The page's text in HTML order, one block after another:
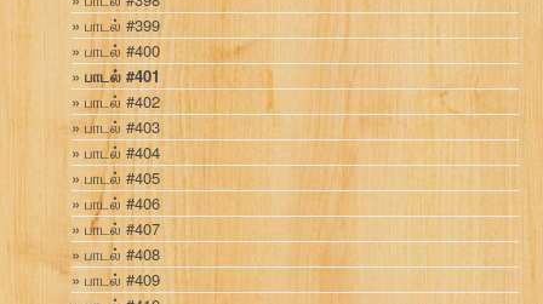
பாடல் #399
பாடல் #400
பாடல் #401
பாடல் #402
பாடல் #403
பாடல் #404
பாடல் #405
பாடல் #406
பாடல் #407
பாடல் #408
பாடல் #409